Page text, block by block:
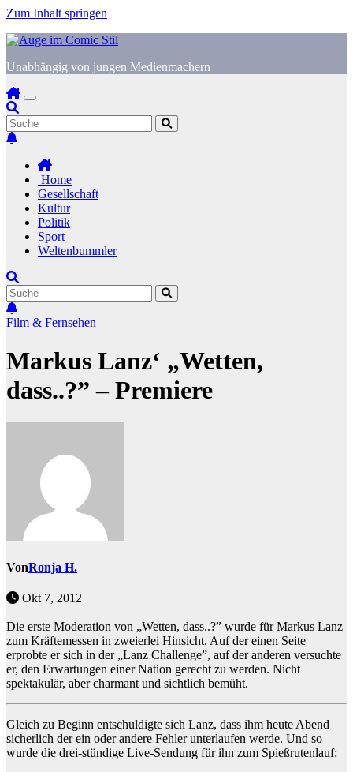
Zum Inhalt springen
Unabhängig von jungen Medienmachern
Home
Gesellschaft
Kultur
Politik
Sport
Weltenbummler
Film & Fernsehen
Markus Lanz‘ „Wetten,
dass..?” – Premiere
VonRonja H.
Okt 7, 2012
Die erste Moderation von „Wetten, dass..?” wurde für Markus Lanz
zum Kräftemessen in zweierlei Hinsicht. Auf der einen Seite
erprobte er sich in der „Lanz Challenge”, auf der anderen versuchte
er, den Erwartungen einer Nation gerecht zu werden. Nicht
spektakulär, aber charmant und sichtlich bemüht.
Gleich zu Beginn entschuldigte sich Lanz, dass ihm heute Abend
sicherlich der ein oder andere Fehler unterlaufen werde. Und so
wurde die drei-stündige Live-Sendung für ihn zum Spießrutenlauf: